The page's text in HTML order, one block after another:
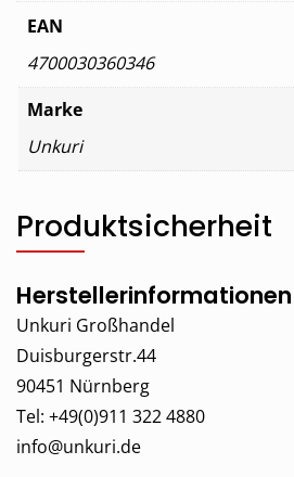
EAN
4700030360346
Marke
Unkuri
Produktsicherheit
Herstellerinformationen
Unkuri Großhandel
Duisburgerstr.44
90451 Nürnberg
Tel: +49(0)911 322 4880
info@unkuri.de